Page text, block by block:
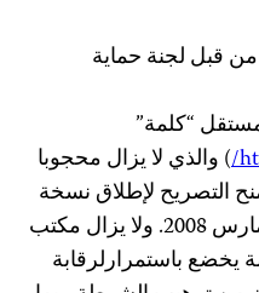
قبل لجنة حماية
“كلمة”
) والذي لا يزال محجوبا
لإطلاق نسخة
مطبوعة منه مؤخرا في آذار / مارس 2008. ولا يزال مكتب
باستمرارلرقابة